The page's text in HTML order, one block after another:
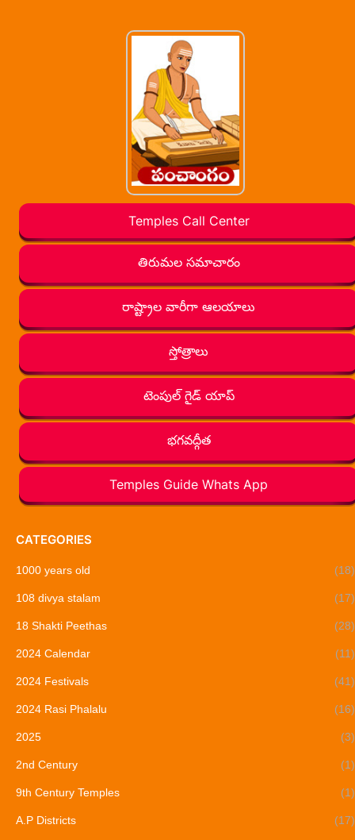
Temples Call Center
తిరుమల సమాచారం
రాష్ట్రాల వారీగా ఆలయాలు
స్తోత్రాలు
టెంపుల్ గైడ్ యాప్
భగవద్గీత
Temples Guide Whats App
CATEGORIES
1000 years old (18)
108 divya stalam (17)
18 Shakti Peethas (28)
2024 Calendar (11)
2024 Festivals (41)
2024 Rasi Phalalu (16)
2025 (3)
2nd Century (1)
9th Century Temples (1)
A.P Districts (17)